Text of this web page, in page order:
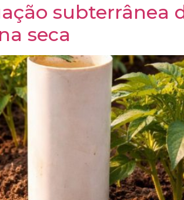
subterrânea
seca